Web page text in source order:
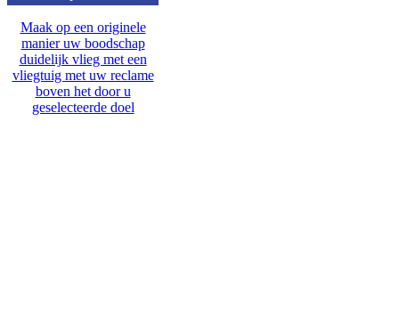
Maak op een originele
manier uw boodschap
duidelijk vlieg met een
vliegtuig met uw reclame
boven het door u
geselecteerde doel